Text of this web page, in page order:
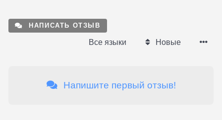
НАПИСАТЬ ОТЗЫВ
Все языки Новые
Напишите первый отзыв!